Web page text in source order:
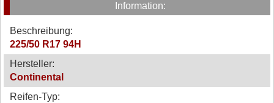
Information:
Beschreibung:
225/50 R17 94H
Hersteller:
Continental
Reifen-Typ: